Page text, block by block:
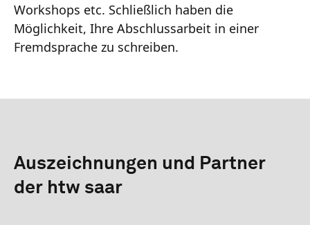
Workshops etc. Schließlich haben die
Möglichkeit, Ihre Abschlussarbeit in einer
Fremdsprache zu schreiben.
Auszeichnungen und Partner
der htw saar